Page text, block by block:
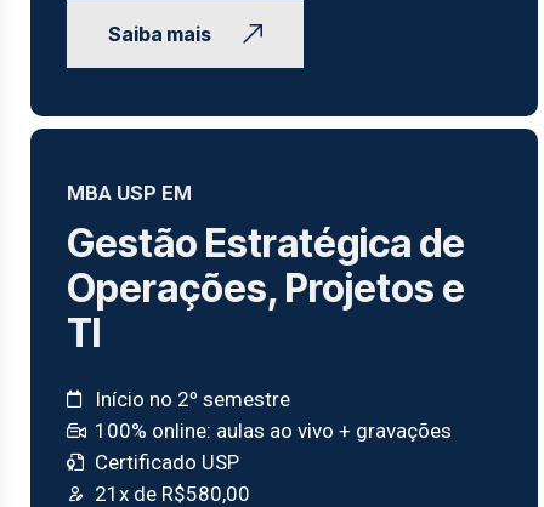
Saiba mais
MBA USP EM
Gestão Estratégica de
Operações, Projetos e
TI
Início no 2º semestre
100% online: aulas ao vivo + gravações
Certificado USP
21x de R$580,00